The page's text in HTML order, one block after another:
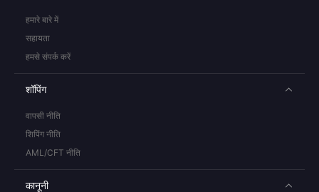
हमारे बारे में
सहायता
हमसे संपर्क करें
शॉपिंग
वापसी नीति
शिपिंग नीति
AML/CFT नीति
कानूनी